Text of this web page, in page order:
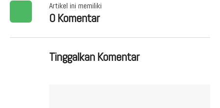
Artikel ini memiliki
0 Komentar
Tinggalkan Komentar